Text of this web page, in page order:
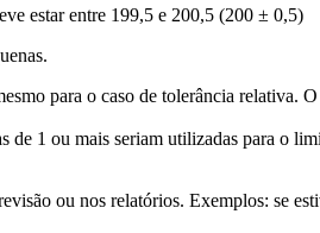
estar entre 199,5 e 200,5 (200 ± 0,5)
para o caso de tolerância relativa.
1 ou mais seriam utilizadas para o
ou nos relatórios. Exemplos: se